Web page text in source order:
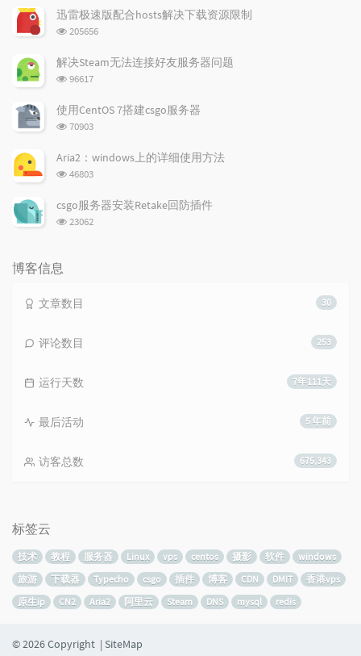
章
论
迅雷极速版配合hosts解决下载资源限制
浏
次
数:
205656
解决Steam无法连接好友服务器问题
浏
次
数:
96617
使用CentOS 7搭建csgo服务器
浏
次
70903
Aria2：windows上的详细使用方法
浏
次
数:
46803
csgo服务器安装Retake回防插件
浏
23062
博客信息
30
文章数目
253
评论数目
7年111天
运行天数
5 年前
最后活动
675,343
访客总数
标签云
技术 教程 服务器 Linux vps centos 摄影 软件
windows
旅游
下载器 Typecho csgo 插件 博客 CDN DMIT
香港vps
原生ip
CN2 Aria2 阿里云 Steam DNS mysql redis
© 2026 Copyright | SiteMap